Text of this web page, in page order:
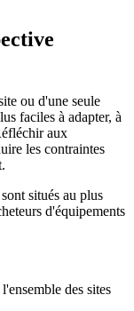
ou d'une seule
faciles à adapter, à
aux
les contraintes
situés au plus
d'équipements
des sites